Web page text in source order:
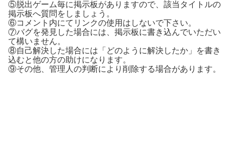
⑤脱出ゲーム毎に掲示板がありますので、該当タイトルの
掲示板へ質問をしましょう。
⑥コメント内にてリンクの使用はしないで下さい。
⑦バグを発見した場合には、掲示板に書き込んでいただい
て構いません。
⑧自己解決した場合には「どのように解決したか」を書き
込むと他の方の助けになります。
⑨その他、管理人の判断により削除する場合があります。